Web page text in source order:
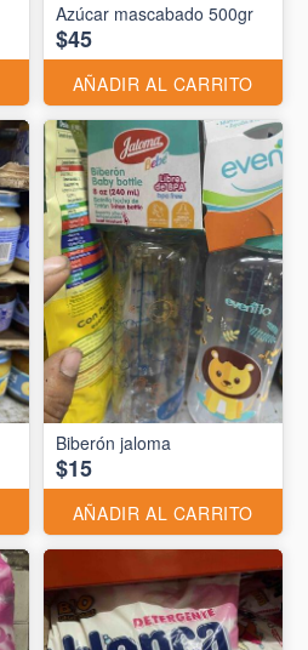
Azúcar mascabado 500gr
$45
AÑADIR AL CARRITO
Biberón jaloma
$15
AÑADIR AL CARRITO